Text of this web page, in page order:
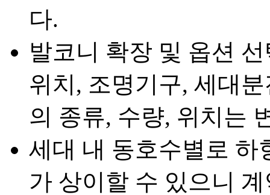
다.
발코니 확장 및 옵션
위치, 조명기구, 세대
의 종류, 수량, 위치는
세대 내 동호수별로 하
가 상이할 수 있으니